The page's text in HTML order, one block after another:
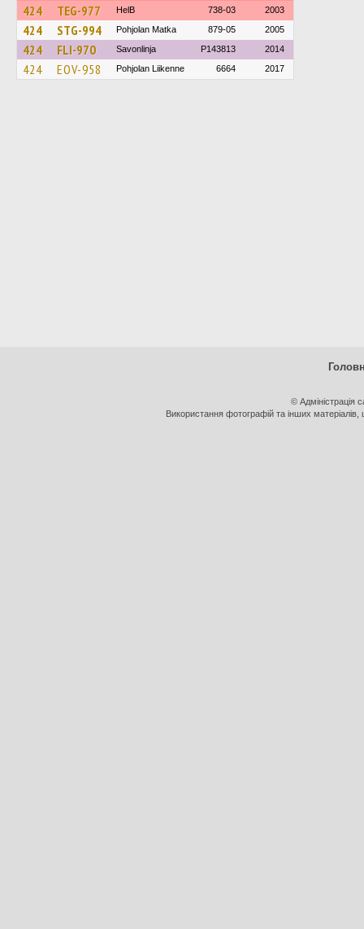
424 TEG-977 HelB 738-03 2003
424 STG-994 Pohjolan Matka 879-05 2005
424 FLI-970 Savonlinja P143813 2014
424 EOV-958 Pohjolan Liikenne 6664 2017
© Адміністрація
Використання фотографій та інших матеріалів,